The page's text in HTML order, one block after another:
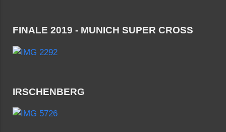
FINALE 2019 - MUNICH SUPER CROSS
IRSCHENBERG